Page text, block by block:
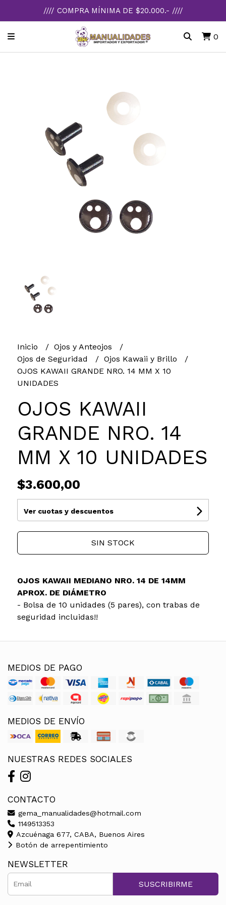
//// COMPRA MÍNIMA DE $20.000.- ////
0
Inicio
Ojos y Anteojos
Ojos de Seguridad
Ojos Kawaii y Brillo
OJOS KAWAII GRANDE NRO. 14 MM X 10
UNIDADES
OJOS KAWAII
GRANDE NRO. 14
MM X 10 UNIDADES
$3.600,00
Ver cuotas y descuentos
SIN STOCK
OJOS KAWAII MEDIANO NRO. 14 DE 14MM
APROX. DE DIÁMETRO
- Bolsa de 10 unidades (5 pares), con trabas de
seguridad incluidas!!
MEDIOS DE PAGO
MEDIOS DE ENVÍO
NUESTRAS REDES SOCIALES
CONTACTO
gema_manualidades@hotmail.com
1149513353
Azcuénaga 677, CABA, Buenos Aires
Botón de arrepentimiento
NEWSLETTER
SUSCRIBIRME